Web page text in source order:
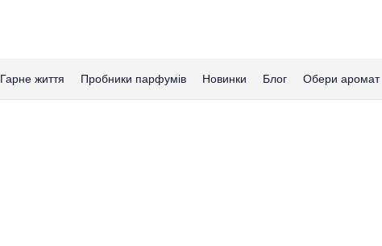
Гарне життя Пробники парфумів Новинки Блог Обери аромат